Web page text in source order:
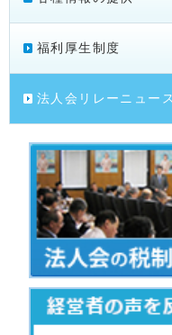
福利厚生制度
法人会リレーニュース